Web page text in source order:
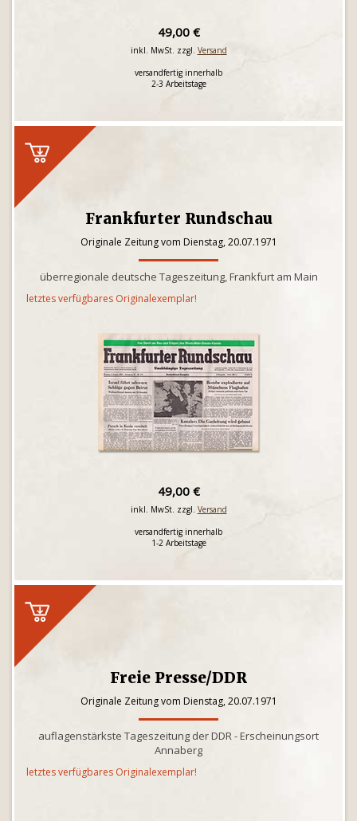
49,00 €
inkl. MwSt. zzgl. Versand
versandfertig innerhalb
2-3 Arbeitstage
Frankfurter Rundschau
Originale Zeitung vom Dienstag, 20.07.1971
überregionale deutsche Tageszeitung, Frankfurt am Main
letztes verfügbares Originalexemplar!
49,00 €
inkl. MwSt. zzgl. Versand
versandfertig innerhalb
1-2 Arbeitstage
Freie Presse/DDR
Originale Zeitung vom Dienstag, 20.07.1971
auflagenstärkste Tageszeitung der DDR - Erscheinungsort
Annaberg
letztes verfügbares Originalexemplar!